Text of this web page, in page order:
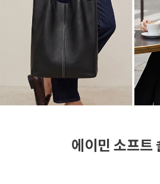
에이민 소프트